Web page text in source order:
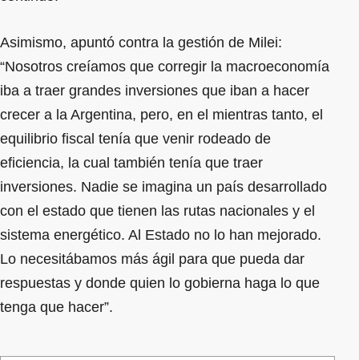
Asimismo, apuntó contra la gestión de Milei:
“Nosotros creíamos que corregir la macroeconomía
iba a traer grandes inversiones que iban a hacer
crecer a la Argentina, pero, en el mientras tanto, el
equilibrio fiscal tenía que venir rodeado de
eficiencia, la cual también tenía que traer
inversiones. Nadie se imagina un país desarrollado
con el estado que tienen las rutas nacionales y el
sistema energético. Al Estado no lo han mejorado.
Lo necesitábamos más ágil para que pueda dar
respuestas y donde quien lo gobierna haga lo que
tenga que hacer”.